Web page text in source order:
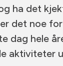
ha det
det noe
dag hele
aktiviteter